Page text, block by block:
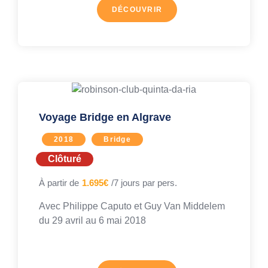
DÉCOUVRIR
Voyage Bridge en Algrave
2018 Bridge
Clôturé
À partir de 1.695€ /7 jours par pers.
Avec Philippe Caputo et Guy Van Middelem
du 29 avril au 6 mai 2018